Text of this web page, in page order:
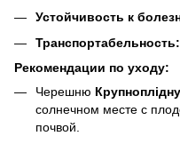
Устойчивость к
Транспортабельность:
Рекомендации по уходу:
Черешню
солнечном месте с
почвой.